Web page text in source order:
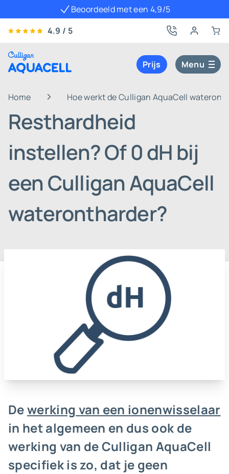
Beoordeeld met een 4,9/5
4.9 / 5
Prijs Menu
Home Hoe werkt de Culligan AquaCell
Resthardheid
instellen? Of 0 dH bij
een Culligan AquaCell
waterontharder?
Dewerking van een ionenwisselaar
in het algemeen en dus ook de
werking van de Culligan AquaCell
specifiek is zo, dat je geen